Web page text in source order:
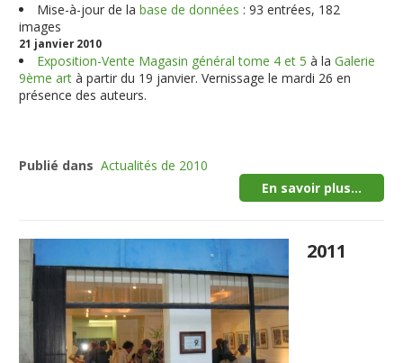
Mise-à-jour de labase de données : 93 entrées, 182
images
21 janvier 2010
Exposition-Vente Magasin général tome 4 et 5 à laGalerie
9ème art à partir du 19 janvier. Vernissage le mardi 26 en
présence des auteurs.
Publié dans Actualités de 2010
En savoir plus...
2011